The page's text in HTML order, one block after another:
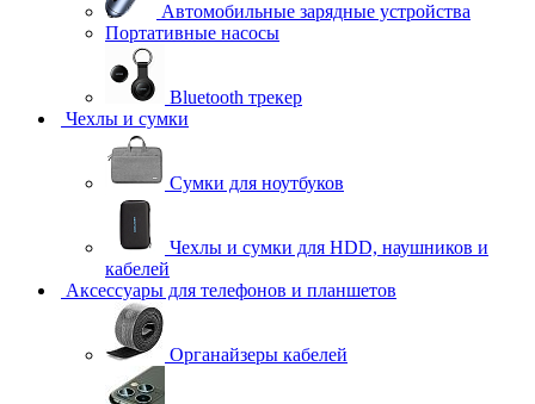
Автомобильные зарядные устройства
Портативные насосы
Bluetooth трекер
Чехлы и сумки
Сумки для ноутбуков
Чехлы и сумки для HDD, наушников и
кабелей
Аксессуары для телефонов и планшетов
Органайзеры кабелей